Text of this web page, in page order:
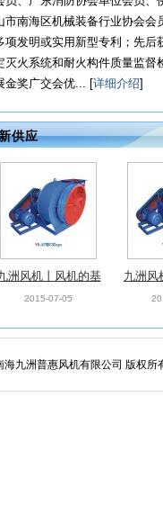
市南海区机械装备行业协会会
项发明或实用新型专利；先
灭火系统和耐火构件质量监
金奖广交会优... [详细介绍]
供应
洲风机丨风机的基
本性能参数
2015-07-05
九洲风
九洲普惠风机有限公司 版权